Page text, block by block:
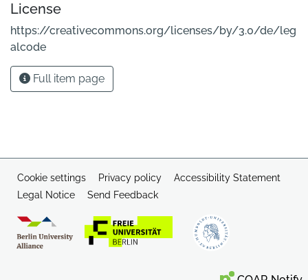
License
https://creativecommons.org/licenses/by/3.0/de/leg
alcode
Full item page
Cookie settings Privacy policy
Accessibility Statement
Legal Notice
Send Feedback